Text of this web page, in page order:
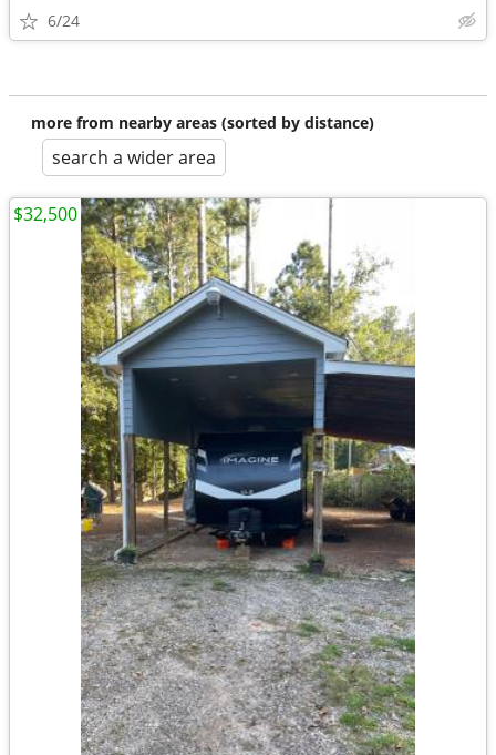
6/24
more from nearby areas (sorted by distance)
search a wider area
$32,500